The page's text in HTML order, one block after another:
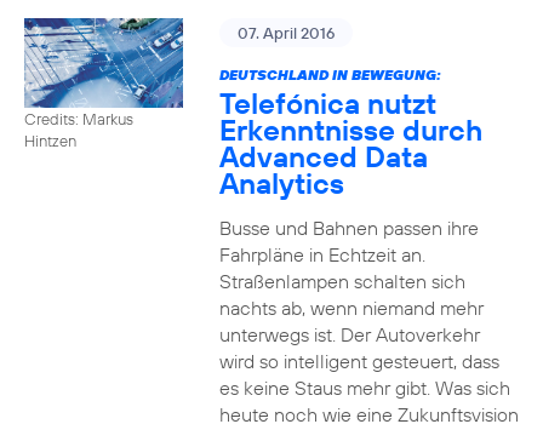
Credits: Markus
Hintzen
07. April 2016
DEUTSCHLAND IN BEWEGUNG:
Telefónica nutzt
Erkenntnisse durch
Advanced Data
Analytics
Busse und Bahnen passen ihre
Fahrpläne in Echtzeit an.
Straßenlampen schalten sich
nachts ab, wenn niemand mehr
unterwegs ist. Der Autoverkehr
wird so intelligent gesteuert, dass
es keine Staus mehr gibt. Was sich
heute noch wie eine Zukunftsvision